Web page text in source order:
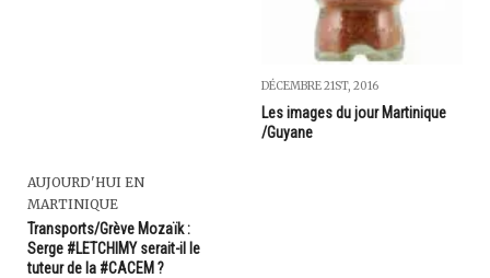
DÉCEMBRE 21ST, 2016
Les images du jour Martinique
/Guyane
AUJOURD'HUI EN
MARTINIQUE
Transports/Grève Mozaïk :
Serge #LETCHIMY serait-il le
tuteur de la #CACEM ?